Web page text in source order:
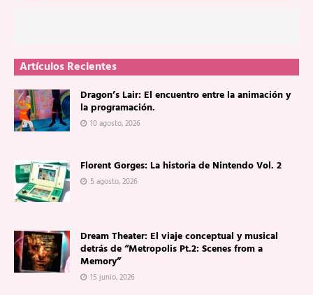
Artículos Recientes
Dragon’s Lair: El encuentro entre la animación y
la programación.
10 agosto, 2026
Florent Gorges: La historia de Nintendo Vol. 2
5 agosto, 2026
Dream Theater: El viaje conceptual y musical
detrás de “Metropolis Pt.2: Scenes from a
Memory”
15 junio, 2026